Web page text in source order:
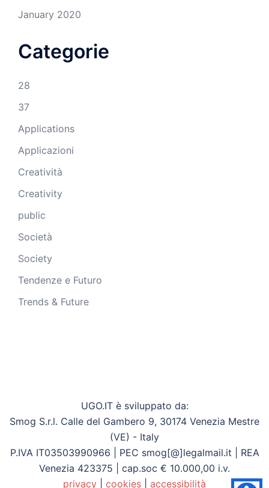
January 2020
Categorie
28
37
Applications
Applicazioni
Creatività
Creativity
public
Società
Society
Tendenze e Futuro
Trends & Future
UGO.IT è sviluppato da:
Smog S.r.l. Calle del Gambero 9, 30174 Venezia Mestre
(VE) - Italy
P.IVA IT03503990966 | PEC smog[@]legalmail.it | REA
Venezia 423375 | cap.soc € 10.000,00 i.v.
privacy
cookies accessibilità